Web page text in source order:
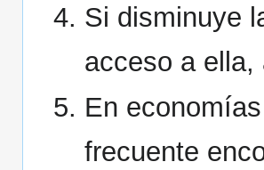
Si disminuye
acceso a ella,
En
frecuente